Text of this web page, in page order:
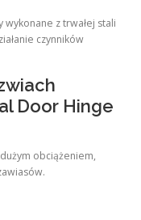
wykonane z trwałej stali
czynników
Door Hinge
obciążeniem,